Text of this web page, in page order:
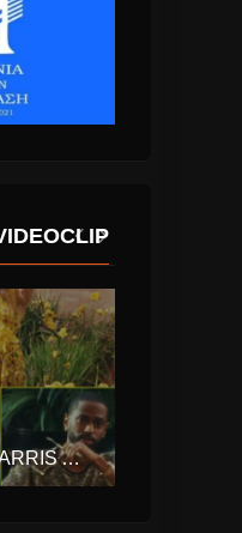
CALVIN HARRIS – FEELS (FT. PHARRELL WILLIAMS, KATY PERRY, BIG SEAN)